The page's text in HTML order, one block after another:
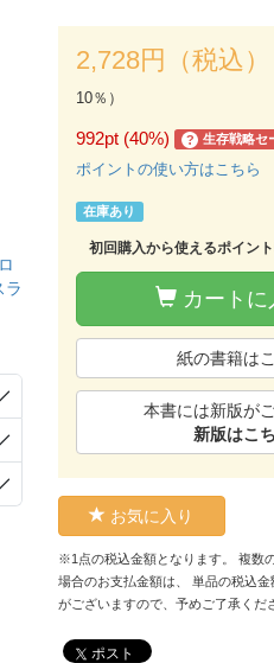
ラ
2,728円（税込）
10％）
992pt (40%) ? 生存戦略セ
ポイントの使い方はこちら
在庫あり
初回購入から使えるポイン
カートに
紙の書籍は
本書には新版が
新版はこ
お気に入り
※1点の税込金額となります。 複数
場合のお支払金額は、 単品の税込
がございますので、予めご了承くだ
ポスト